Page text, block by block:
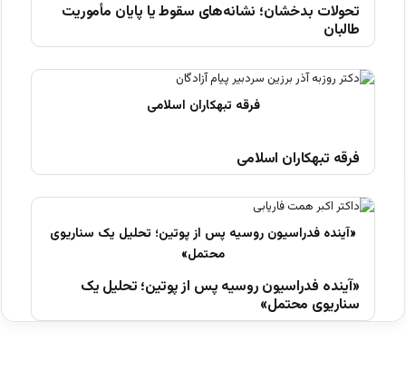
تحولات بدخشان؛ نشانه‌های سقوط یا پایان مأموریت
طالبان
فرقه تبهکاران اسلامی
«آینده فدراسیون روسیه پس از پوتین؛ تحلیل یک
سناریوی محتمل»